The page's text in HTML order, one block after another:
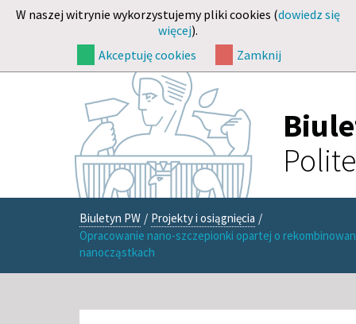
W naszej witrynie wykorzystujemy pliki cookies (dowiedz się
więcej).
Akceptuję cookies
Zamknij
Biuletyn PW / Projekty i osiągnięcia /
Opracowanie nano-szczepionki opartej o
nanocząstkach